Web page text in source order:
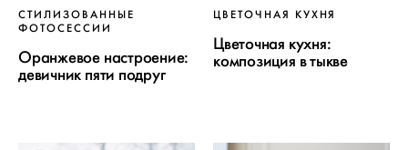
СТИЛИЗОВАННЫЕ
ФОТОСЕССИИ
Оранжевое настроение:
девичник пяти подруг
ЦВЕТОЧНАЯ КУХНЯ
Цветочная кухня:
композиция в тыкве